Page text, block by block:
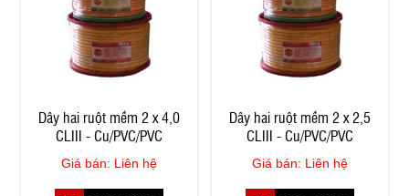
Dây hai ruột mềm 2 x 4,0
CLIII - Cu/PVC/PVC
Giá bán: Liên hệ
Dây hai ruột mềm 2 x 2,5
CLIII - Cu/PVC/PVC
Giá bán: Liên hệ